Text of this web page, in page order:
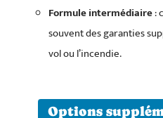
Formule intermédiaire:
souvent des garanties
vol ou l’incendie.
Options